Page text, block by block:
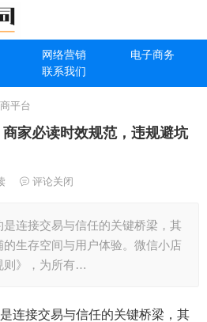
网络营销
电子商务
联系我们
平台
家必读时效规范，违规避坑
评论关闭
连接交易与信任的关键桥梁，其
生存空间与用户体验。微信小店
则》，为所有…
连接交易与信任的关键桥梁，其